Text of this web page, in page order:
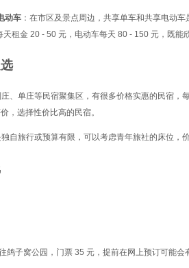
动车 ：在市区及景点周边，共享单车和共享电动
天租金 20 - 50 元，电动车每天 80 - 150 元，既能
庄、单庄等民宿聚集区，有很多价格实惠的民宿
，选择性价比高的民宿。
独自旅行或预算有限，可以考虑青年旅社的床位，
往鸽子窝公园，门票 35 元，提前在网上预订可能